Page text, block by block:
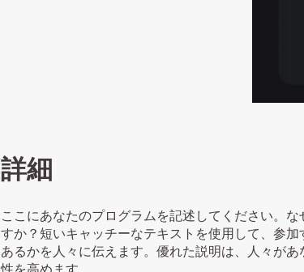
詳細
ここにあなたのプログラムを記述してください。
すか？短いキャッチーなテキストを使用して、参
あるかを人々に伝えます。優れた説明は、人々が